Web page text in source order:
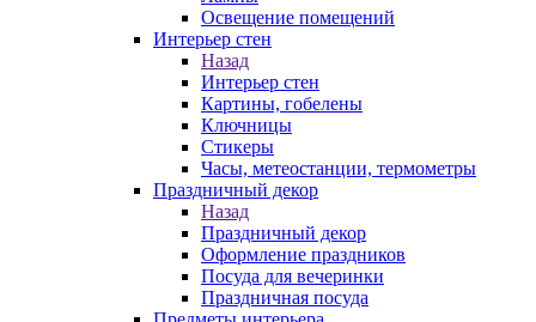
Освещение помещений
Интерьер стен
Назад
Интерьер стен
Картины, гобелены
Ключницы
Стикеры
Часы, метеостанции, термометры
Праздничный декор
Назад
Праздничный декор
Оформление праздников
Посуда для вечеринки
Праздничная посуда